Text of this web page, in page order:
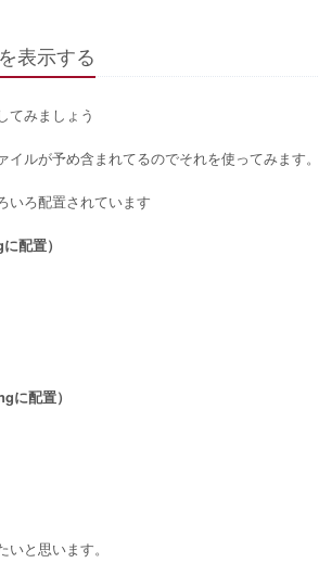
表示する
てみましょう
ルが予め含まれてるのでそれを使ってみます。
いろ配置されています
配置）
配置）
と思います。